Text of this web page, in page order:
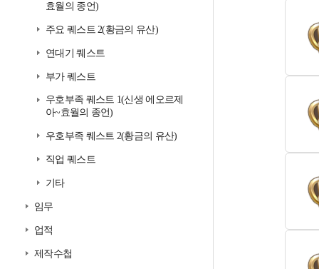
효월의 종언)
주요 퀘스트 2(황금의 유산)
연대기 퀘스트
부가 퀘스트
우호부족 퀘스트 1(신생 에오르제
아~효월의 종언)
우호부족 퀘스트 2(황금의 유산)
직업 퀘스트
기타
임무
업적
제작수첩